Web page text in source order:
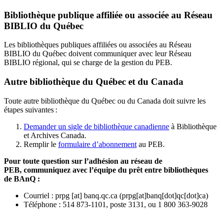
Bibliothèque publique affiliée ou associée au Réseau
BIBLIO du Québec
Les bibliothèques publiques affiliées ou associées au Réseau
BIBLIO du Québec doivent communiquer avec leur Réseau
BIBLIO régional, qui se charge de la gestion du PEB.
Autre bibliothèque du Québec et du Canada
Toute autre bibliothèque du Québec ou du Canada doit suivre les
étapes suivantes :
Demander un sigle de bibliothèque canadienne à Bibliothèque
et Archives Canada.
Remplir le formulaire d’abonnement au PEB.
Pour toute question sur l’adhésion au réseau de
PEB, communiquez avec l’équipe du prêt entre bibliothèques
de BAnQ :
Courriel : prpg [at] banq.qc.ca (prpg[at]banq[dot]qc[dot]ca)
Téléphone : 514 873-1101, poste 3131, ou 1 800 363-9028